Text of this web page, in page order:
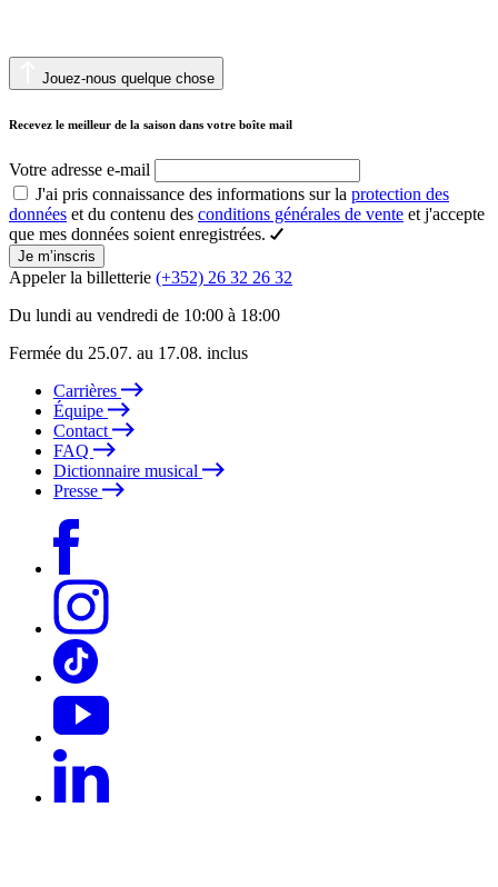
Jouez-nous quelque chose
Recevez le meilleur de la saison dans votre boîte mail
Votre adresse e-mail
J'ai pris connaissance des informations sur la protection des
données et du contenu des conditions générales de vente et j'accepte
que mes données soient enregistrées.
Je m’inscris
Appeler la billetterie (+352) 26 32 26 32
Du lundi au vendredi de 10:00 à 18:00
Fermée du 25.07. au 17.08. inclus
Carrières
Équipe
Contact
FAQ
Dictionnaire musical
Presse